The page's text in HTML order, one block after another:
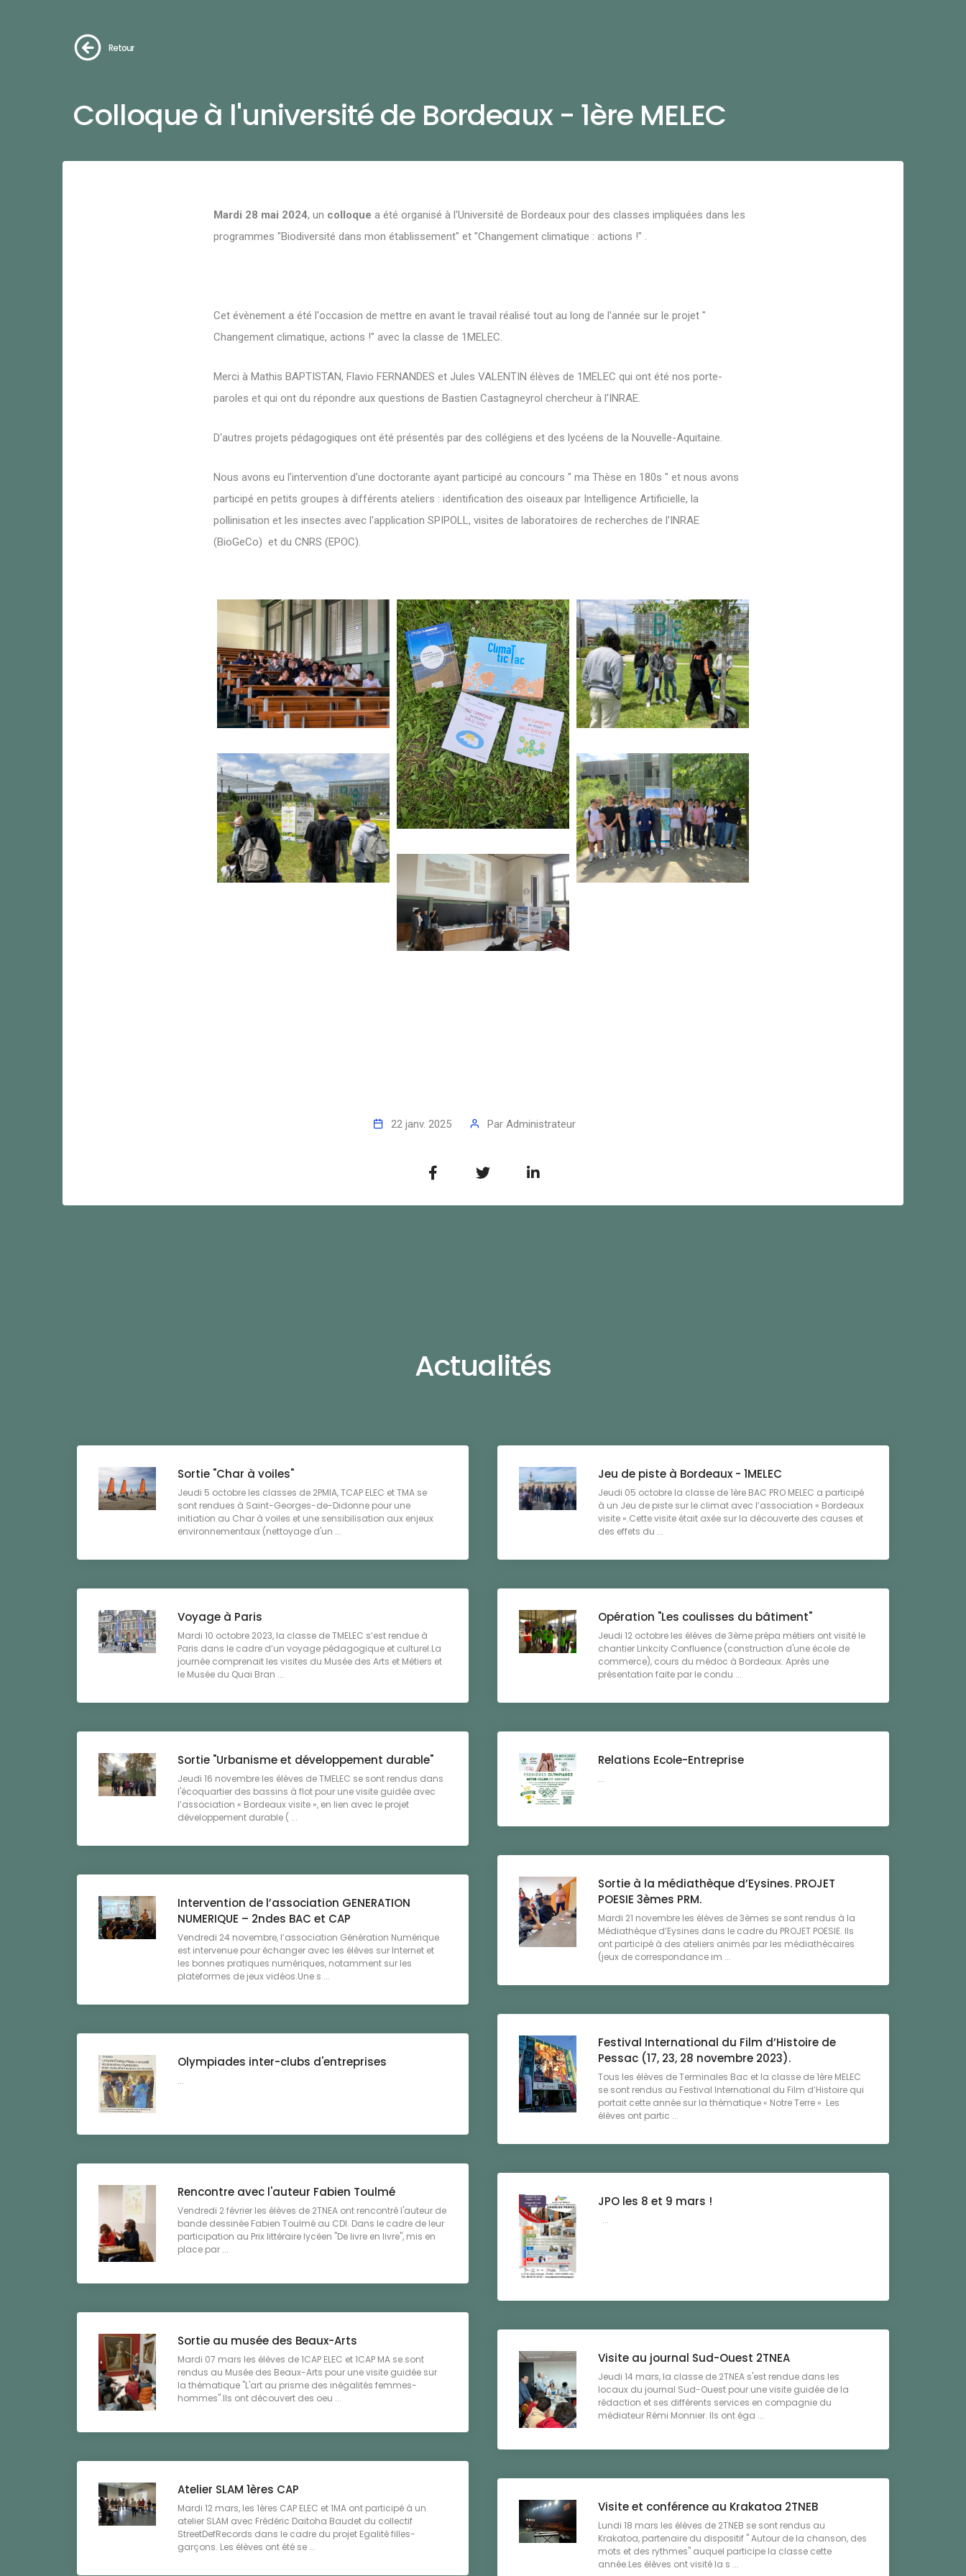
Retour
Colloque à l'université de Bordeaux - 1ère MELEC
Mardi 28 mai 2024, un colloque a été organisé à l'Université de Bordeaux pour des classes impliquées dans les
programmes "Biodiversité dans mon établissement" et "Changement climatique : actions !" .
Cet évènement a été l'occasion de mettre en avant le travail réalisé tout au long de l'année sur le projet "
Changement climatique, actions !" avec la classe de 1MELEC.
Merci à Mathis BAPTISTAN, Flavio FERNANDES et Jules VALENTIN élèves de 1MELEC qui ont été nos porte-
paroles et qui ont du répondre aux questions de Bastien Castagneyrol chercheur à l'INRAE.
D'autres projets pédagogiques ont été présentés par des collégiens et des lycéens de la Nouvelle-Aquitaine.
Nous avons eu l'intervention d'une doctorante ayant participé au concours " ma Thèse en 180s " et nous avons
participé en petits groupes à différents ateliers : identification des oiseaux par Intelligence Artificielle, la
pollinisation et les insectes avec l'application SPIPOLL, visites de laboratoires de recherches de l'INRAE
(BioGeCo) et du CNRS (EPOC).
22 janv. 2025 Par Administrateur
Actualités
Sortie "Char à voiles"
Jeudi 5 octobre les classes de 2PMIA, TCAP ELEC et TMA se
sont rendues à Saint-Georges-de-Didonne pour une
initiation au Char à voiles et une sensibilisation aux enjeux
environnementaux (nettoyage d'un ...
Jeu de piste à Bordeaux - 1MELEC
Jeudi 05 octobre la classe de 1ère BAC PRO MELEC a participé
à un Jeu de piste sur le climat avec l’association « Bordeaux
visite ».Cette visite était axée sur la découverte des causes et
des effets du ...
Voyage à Paris
Mardi 10 octobre 2023, la classe de TMELEC s’est rendue à
Paris dans le cadre d’un voyage pédagogique et culturel.La
journée comprenait les visites du Musée des Arts et Métiers et
le Musée du Quai Bran ...
Opération "Les coulisses du bâtiment"
Jeudi 12 octobre les élèves de 3ème prépa métiers ont visité le
chantier Linkcity Confluence (construction d'une école de
commerce), cours du médoc à Bordeaux. Après une
présentation faite par le condu ...
Sortie "Urbanisme et développement durable"
Jeudi 16 novembre les élèves de TMELEC se sont rendus dans
l'écoquartier des bassins à flot pour une visite guidée avec
l’association « Bordeaux visite », en lien avec le projet
développement durable ( ...
Relations Ecole-Entreprise
...
Sortie à la médiathèque d’Eysines. PROJET
POESIE 3èmes PRM.
Mardi 21 novembre les élèves de 3èmes se sont rendus à la
Médiathèque d’Eysines dans le cadre du PROJET POESIE. Ils
ont participé à des ateliers animés par les médiathécaires
(jeux de correspondance im ...
Intervention de l’association GENERATION
NUMERIQUE – 2ndes BAC et CAP
Vendredi 24 novembre, l’association Génération Numérique
est intervenue pour échanger avec les élèves sur Internet et
les bonnes pratiques numériques, notamment sur les
plateformes de jeux vidéos.Une s ...
Festival International du Film d’Histoire de
Pessac (17, 23, 28 novembre 2023).
Tous les élèves de Terminales Bac et la classe de 1ère MELEC
se sont rendus au Festival International du Film d’Histoire qui
portait cette année sur la thématique « Notre Terre ». Les
élèves ont partic ...
Olympiades inter-clubs d'entreprises
...
Rencontre avec l'auteur Fabien Toulmé
Vendredi 2 février les élèves de 2TNEA ont rencontré l'auteur de
bande dessinée Fabien Toulmé au CDI. Dans le cadre de leur
participation au Prix littéraire lycéen "De livre en livre", mis en
place par ...
JPO les 8 et 9 mars !
...
Sortie au musée des Beaux-Arts
Mardi 07 mars les élèves de 1CAP ELEC et 1CAP MA se sont
rendus au Musée des Beaux-Arts pour une visite guidée sur
la thématique "L'art au prisme des inégalités femmes-
hommes".Ils ont découvert des oeu ...
Visite au journal Sud-Ouest 2TNEA
Jeudi 14 mars, la classe de 2TNEA s'est rendue dans les
locaux du journal Sud-Ouest pour une visite guidée de la
rédaction et ses différents services en compagnie du
médiateur Rémi Monnier. Ils ont éga ...
Atelier SLAM 1ères CAP
Mardi 12 mars, les 1ères CAP ELEC et 1MA ont participé à un
atelier SLAM avec Frédéric Daitoha Baudet du collectif
StreetDefRecords dans le cadre du projet Egalité filles-
garçons. Les élèves ont été se ...
Visite et conférence au Krakatoa 2TNEB
Lundi 18 mars les élèves de 2TNEB se sont rendus au
Krakatoa, partenaire du dispositif " Autour de la chanson, des
mots et des rythmes" auquel participe la classe cette
année.Les élèves ont visité la s ...